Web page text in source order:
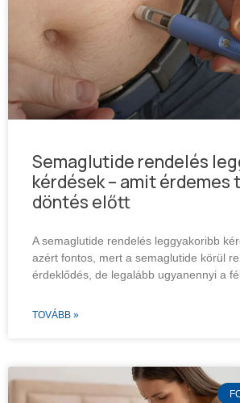
Semaglutide rendelés
kérdések – amit érdemes
döntés előtt
A semaglutide rendelés leggyakoribb
azért fontos, mert a semaglutide körül
érdeklődés, de legalább ugyanennyi a
TOVÁBB »